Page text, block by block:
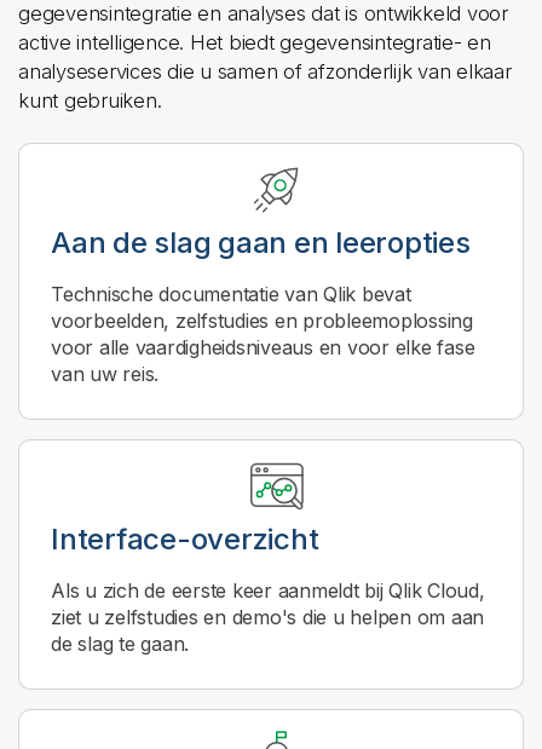
gegevensintegratie en analyses dat is ontwikkeld voor
active intelligence. Het biedt gegevensintegratie- en
analyseservices die u samen of afzonderlijk van elkaar
kunt gebruiken.
Aan de slag gaan en leeropties
Technische documentatie van Qlik bevat
voorbeelden, zelfstudies en probleemoplossing
voor alle vaardigheidsniveaus en voor elke fase
van uw reis.
Interface-overzicht
Als u zich de eerste keer aanmeldt bijQlik Cloud,
ziet u zelfstudies en demo's die u helpen om aan
de slag te gaan.